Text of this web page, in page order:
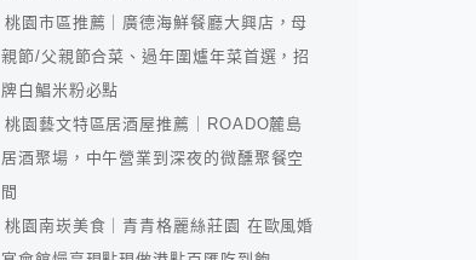
桃園市區推薦｜廣德海鮮餐廳大興店，母
親節/父親節合菜、過年圍爐年菜首選，招
牌白鯧米粉必點
桃園藝文特區居酒屋推薦｜ROADO麓島
居酒聚場，中午營業到深夜的微醺聚餐空
間
桃園南崁美食｜青青格麗絲莊園 在歐風婚